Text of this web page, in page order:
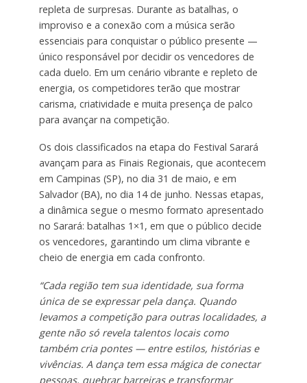
repleta de surpresas. Durante as batalhas, o
improviso e a conexão com a música serão
essenciais para conquistar o público presente —
único responsável por decidir os vencedores de
cada duelo. Em um cenário vibrante e repleto de
energia, os competidores terão que mostrar
carisma, criatividade e muita presença de palco
para avançar na competição.
Os dois classificados na etapa do Festival Sarará
avançam para as Finais Regionais, que acontecem
em Campinas (SP), no dia 31 de maio, e em
Salvador (BA), no dia 14 de junho. Nessas etapas,
a dinâmica segue o mesmo formato apresentado
no Sarará: batalhas 1×1, em que o público decide
os vencedores, garantindo um clima vibrante e
cheio de energia em cada confronto.
“Cada região tem sua identidade, sua forma
única de se expressar pela dança. Quando
levamos a competição para outras localidades, a
gente não só revela talentos locais como
também cria pontes — entre estilos, histórias e
vivências. A dança tem essa mágica de conectar
pessoas, quebrar barreiras e transformar